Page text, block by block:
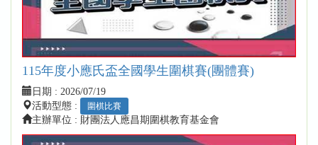
115年度小應氏盃全國學生圍棋賽(團體賽)
日期 : 2026/07/19
活動型態 :
圍棋比賽
主辦單位 : 財團法人應昌期圍棋教育基金會